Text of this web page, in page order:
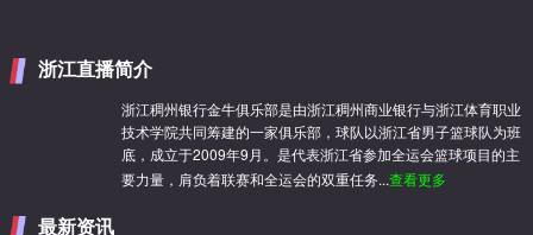
浙江直播简介
浙江稠州银行金牛俱乐部是由浙江稠州商业银行与浙江体育职业
技术学院共同筹建的一家俱乐部，球队以浙江省男子篮球队为班
底，成立于2009年9月。是代表浙江省参加全运会篮球项目的主
要力量，肩负着联赛和全运会的双重任务...查看更多
最新资讯